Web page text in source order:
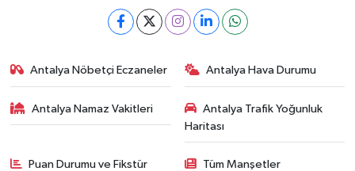
Antalya Nöbetçi Eczaneler Antalya Hava Durumu
Antalya Namaz Vakitleri
Antalya Trafik Yoğunluk
Haritası
Puan Durumu ve Fikstür Tüm Manşetler